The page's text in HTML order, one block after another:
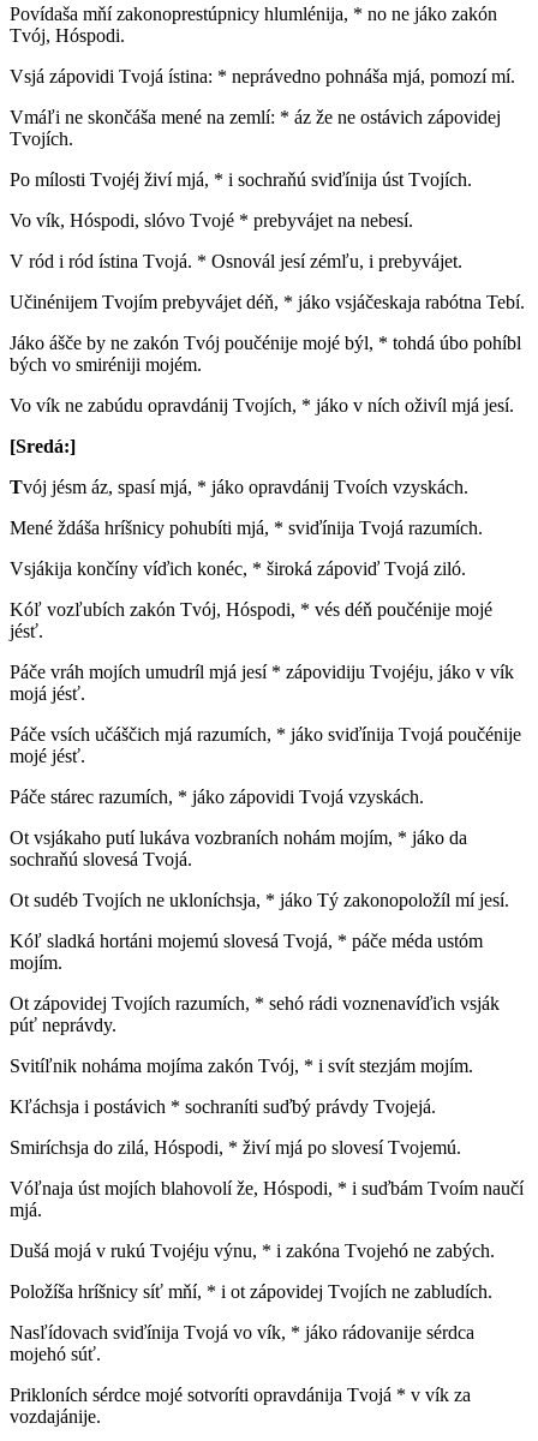
Povídaša mňí zakonoprestúpnicy hlumlénija, * no ne jáko zakón
Tvój, Hóspodi.
Vsjá zápovidi Tvojá ístina: * neprávedno pohnáša mjá, pomozí mí.
Vmáľi ne skončáša mené na zemlí: * áz že ne ostávich zápovidej
Tvojích.
Po mílosti Tvojéj živí mjá, * i sochraňú sviďínija úst Tvojích.
Vo vík, Hóspodi, slóvo Tvojé * prebyvájet na nebesí.
V ród i ród ístina Tvojá. * Osnovál jesí zémľu, i prebyvájet.
Učinénijem Tvojím prebyvájet déň, * jáko vsjáčeskaja rabótna Tebí.
Jáko ášče by ne zakón Tvój poučénije mojé býl, * tohdá úbo pohíbl
bých vo smiréniji mojém.
Vo vík ne zabúdu opravdánij Tvojích, * jáko v ních oživíl mjá jesí.
[Sredá:]
Tvój jésm áz, spasí mjá, * jáko opravdánij Tvoích vzyskách.
Mené ždáša hríšnicy pohubíti mjá, * sviďínija Tvojá razumích.
Vsjákija končíny víďich konéc, * široká zápoviď Tvojá ziló.
Kóľ vozľubích zakón Tvój, Hóspodi, * vés déň poučénije mojé
jésť.
Páče vráh mojích umudríl mjá jesí * zápovidiju Tvojéju, jáko v vík
mojá jésť.
Páče vsích učáščich mjá razumích, * jáko sviďínija Tvojá poučénije
mojé jésť.
Páče stárec razumích, * jáko zápovidi Tvojá vzyskách.
Ot vsjákaho putí lukáva vozbraních nohám mojím, * jáko da
sochraňú slovesá Tvojá.
Ot sudéb Tvojích ne ukloníchsja, * jáko Tý zakonopoložíl mí jesí.
Kóľ sladká hortáni mojemú slovesá Tvojá, * páče méda ustóm
mojím.
Ot zápovidej Tvojích razumích, * sehó rádi voznenavíďich vsják
púť neprávdy.
Svitíľnik noháma mojíma zakón Tvój, * i svít stezjám mojím.
Kľáchsja i postávich * sochraníti suďbý právdy Tvojejá.
Smiríchsja do zilá, Hóspodi, * živí mjá po slovesí Tvojemú.
Vóľnaja úst mojích blahovolí že, Hóspodi, * i suďbám Tvoím naučí
mjá.
Dušá mojá v rukú Tvojéju výnu, * i zakóna Tvojehó ne zabých.
Položíša hríšnicy síť mňí, * i ot zápovidej Tvojích ne zabludích.
Nasľídovach sviďínija Tvojá vo vík, * jáko rádovanije sérdca
mojehó súť.
Prikloních sérdce mojé sotvoríti opravdánija Tvojá * v vík za
vozdajánije.